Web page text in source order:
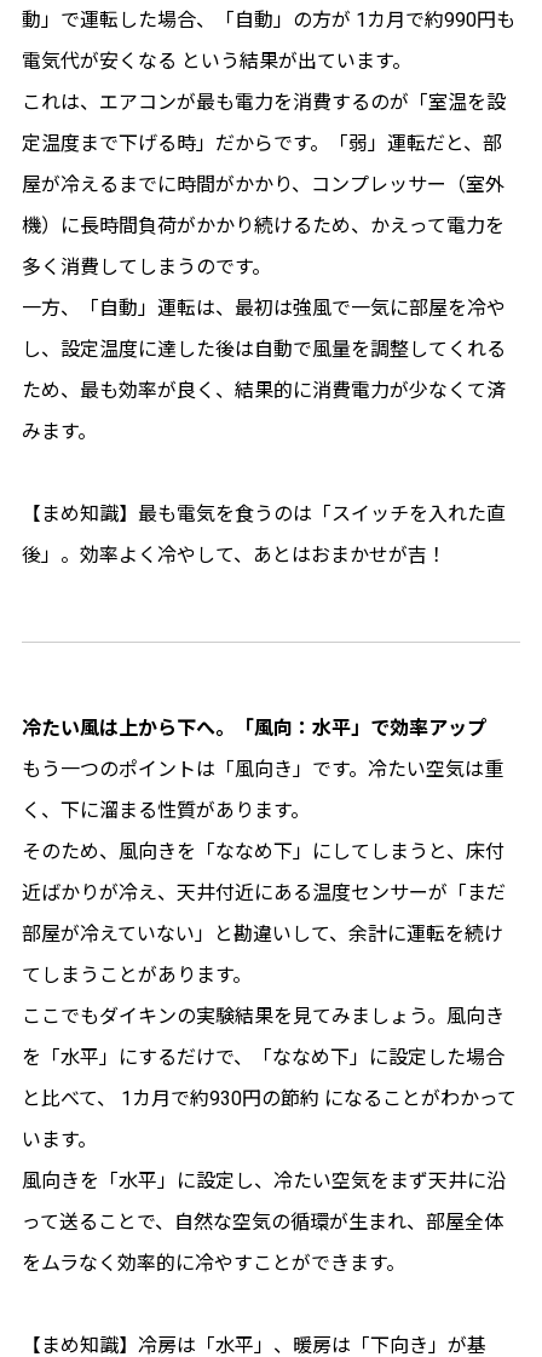
動」で運転した場合、「自動」の方が 1カ月で約990円も
電気代が安くなる という結果が出ています。
これは、エアコンが最も電力を消費するのが「室温を設
定温度まで下げる時」だからです。「弱」運転だと、部
屋が冷えるまでに時間がかかり、コンプレッサー（室外
機）に長時間負荷がかかり続けるため、かえって電力を
多く消費してしまうのです。
一方、「自動」運転は、最初は強風で一気に部屋を冷や
し、設定温度に達した後は自動で風量を調整してくれる
ため、最も効率が良く、結果的に消費電力が少なくて済
みます。
【まめ知識】最も電気を食うのは「スイッチを入れた直
後」。効率よく冷やして、あとはおまかせが吉！
冷たい風は上から下へ。「風向：水平」で効率アップ
もう一つのポイントは「風向き」です。冷たい空気は重
く、下に溜まる性質があります。
そのため、風向きを「ななめ下」にしてしまうと、床付
近ばかりが冷え、天井付近にある温度センサーが「まだ
部屋が冷えていない」と勘違いして、余計に運転を続け
てしまうことがあります。
ここでもダイキンの実験結果を見てみましょう。風向き
を「水平」にするだけで、「ななめ下」に設定した場合
と比べて、 1カ月で約930円の節約 になることがわかって
います。
風向きを「水平」に設定し、冷たい空気をまず天井に沿
って送ることで、自然な空気の循環が生まれ、部屋全体
をムラなく効率的に冷やすことができます。
【まめ知識】冷房は「水平」、暖房は「下向き」が基